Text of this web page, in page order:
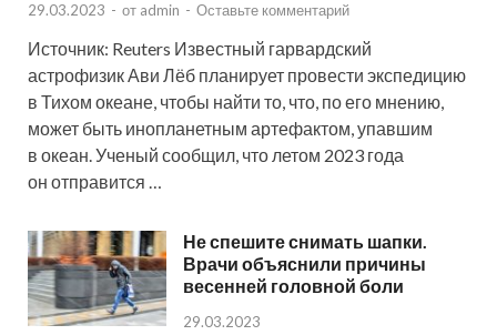
29.03.2023 - от admin - Оставьте комментарий
Источник: Reuters Известный гарвардский
астрофизик Ави Лёб планирует провести экспедицию
в Тихом океане, чтобы найти то, что, по его мнению,
может быть инопланетным артефактом, упавшим
в океан. Ученый сообщил, что летом 2023 года
он отправится …
Не спешите снимать шапки.
Врачи объяснили причины
весенней головной боли
29.03.2023